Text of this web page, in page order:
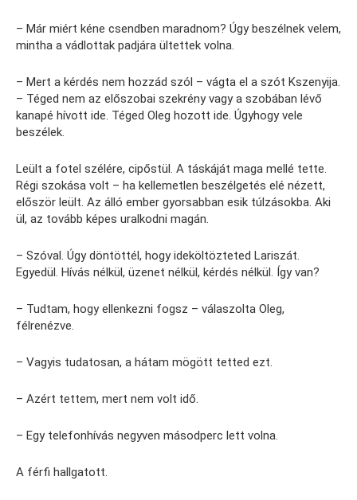
– Már miért kéne csendben maradnom? Úgy beszélnek velem,
mintha a vádlottak padjára ültettek volna.
– Mert a kérdés nem hozzád szól – vágta el a szót Kszenyija.
– Téged nem az előszobai szekrény vagy a szobában lévő
kanapé hívott ide. Téged Oleg hozott ide. Úgyhogy vele
beszélek.
Leült a fotel szélére, cipőstül. A táskáját maga mellé tette.
Régi szokása volt – ha kellemetlen beszélgetés elé nézett,
először leült. Az álló ember gyorsabban esik túlzásokba. Aki
ül, az tovább képes uralkodni magán.
– Szóval. Úgy döntöttél, hogy ideköltözteted Lariszát.
Egyedül. Hívás nélkül, üzenet nélkül, kérdés nélkül. Így van?
– Tudtam, hogy ellenkezni fogsz – válaszolta Oleg,
félrenézve.
– Vagyis tudatosan, a hátam mögött tetted ezt.
– Azért tettem, mert nem volt idő.
– Egy telefonhívás negyven másodperc lett volna.
A férfi hallgatott.